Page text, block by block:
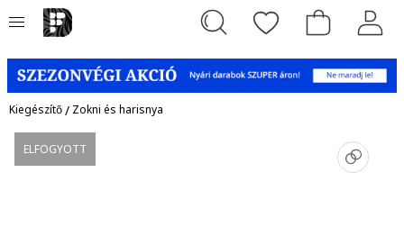
Kiegészítő/ Zokni és harisnya
ELFOGYOTT